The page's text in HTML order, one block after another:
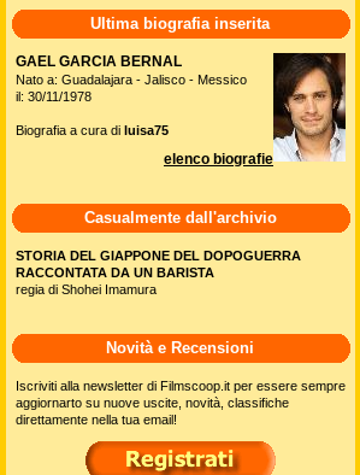
Ultima biografia inserita
GAEL GARCIA BERNAL
Nato a: Guadalajara - Jalisco - Messico
il: 30/11/1978
Biografia a cura di luisa75
elenco biografie
Casualmente dall'archivio
STORIA DEL GIAPPONE DEL DOPOGUERRA
RACCONTATA DA UN BARISTA
regia di Shohei Imamura
Novità e Recensioni
Iscriviti alla newsletter di Filmscoop.it per essere sempre
aggiornarto su nuove uscite, novità, classifiche
direttamente nella tua email!